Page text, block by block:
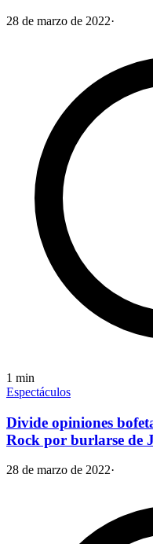
28 de marzo de 2022·
1 min
Espectáculos
Divide opiniones
Rock por burlarse de
28 de marzo de 2022·